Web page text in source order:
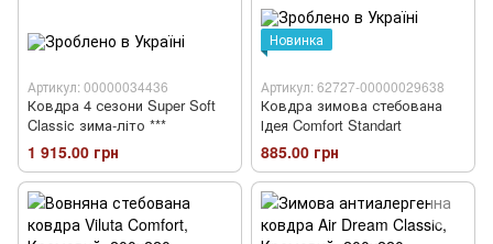
Артикул: 00000034436
Ковдра 4 сезони Super Soft
Classic зима-літо ***
1 915.00 грн
Новинка
Артикул: 62727-00000029638
Ковдра зимова стебована
Ідея Comfort Standart
885.00 грн